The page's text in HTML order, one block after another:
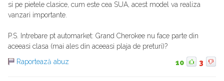
si pe pietele clasice, cum este cea SUA, acest model va realiza
vanzari importante.
P.S. Intrebare pt automarket: Grand Cherokee nu face parte din
aceeasi clasa (mai ales din aceeasi plaja de preturi)?
Raportează abuz
10 3